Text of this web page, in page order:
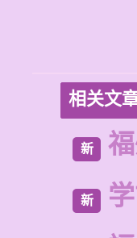
相关文
新
新